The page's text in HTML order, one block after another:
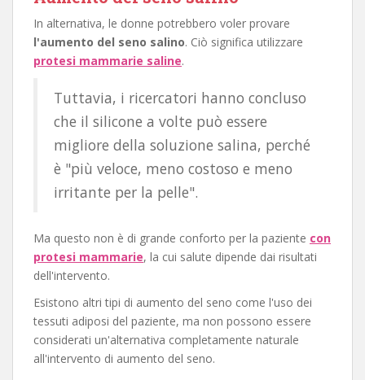
In alternativa, le donne potrebbero voler provare
l'aumento del seno salino. Ciò significa utilizzare
protesi mammarie saline.
Tuttavia, i ricercatori hanno concluso
che il silicone a volte può essere
migliore della soluzione salina, perché
è "più veloce, meno costoso e meno
irritante per la pelle".
Ma questo non è di grande conforto per la paziente con
protesi mammarie, la cui salute dipende dai risultati
dell'intervento.
Esistono altri tipi di aumento del seno come l'uso dei
tessuti adiposi del paziente, ma non possono essere
considerati un'alternativa completamente naturale
all'intervento di aumento del seno.